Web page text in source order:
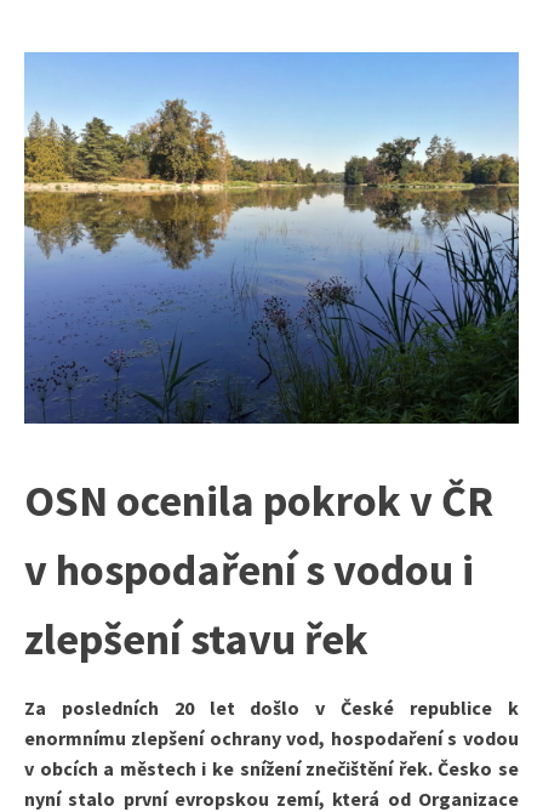
OSN ocenila pokrok v ČR
v hospodaření s vodou i
zlepšení stavu řek
Za posledních 20 let došlo v České republice k
enormnímu zlepšení ochrany vod, hospodaření s vodou
v obcích a městech i ke snížení znečištění řek. Česko se
nyní stalo první evropskou zemí, která od Organizace